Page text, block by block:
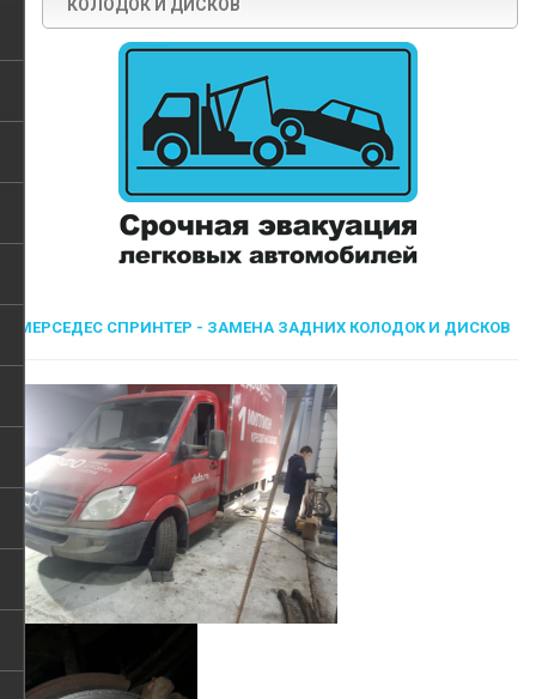
КОЛОДОК И ДИСКОВ
МЕРСЕДЕС СПРИНТЕР - ЗАМЕНА ЗАДНИХ КОЛОДОК И ДИСКОВ